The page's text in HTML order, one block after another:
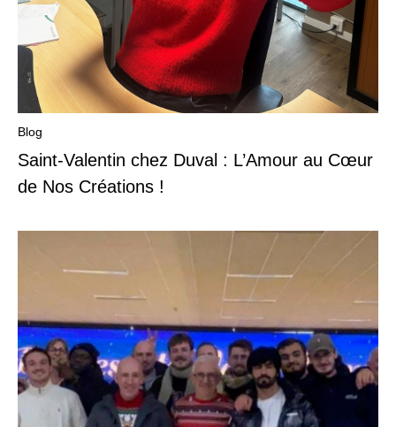
Blog
Saint-Valentin chez Duval : L’Amour au Cœur
de Nos Créations !